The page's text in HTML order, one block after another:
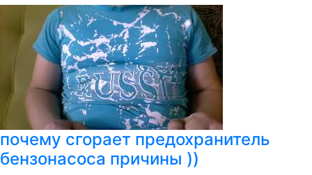
почему сгорает предохранитель
бензонасоса причины ))